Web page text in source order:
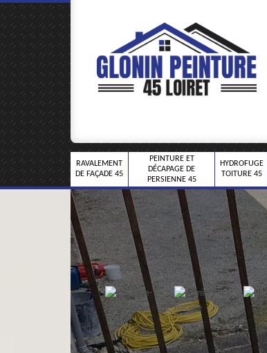
RAVALEMENT
DE FAÇADE 45
PEINTURE ET
DÉCAPAGE DE
PERSIENNE 45
HYDROFUGE
TOITURE 45